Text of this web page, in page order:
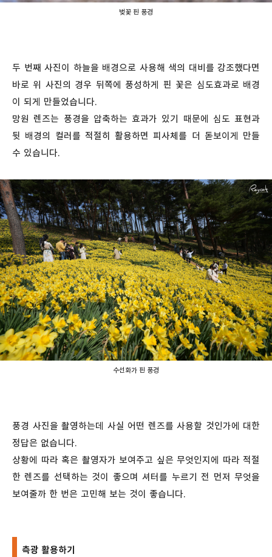
벚꽃 핀 풍경
두 번째 사진이 하늘을 배경으로 사용해 색의 대비를 강조했다면
바로 위 사진의 경우 뒤쪽에 풍성하게 핀 꽃은 심도효과로 배경
이 되게 만들었습니다.
망원 렌즈는 풍경을 압축하는 효과가 있기 때문에 심도 표현과
뒷 배경의 컬러를 적절히 활용하면 피사체를 더 돋보이게 만들
수 있습니다.
수선화가 핀 풍경
풍경 사진을 촬영하는데 사실 어떤 렌즈를 사용할 것인가에 대한
정답은 없습니다.
상황에 따라 혹은 촬영자가 보여주고 싶은 무엇인지에 따라 적절
한 렌즈를 선택하는 것이 좋으며 셔터를 누르기 전 먼저 무엇을
보여줄까 한 번은 고민해 보는 것이 좋습니다.
측광 활용하기